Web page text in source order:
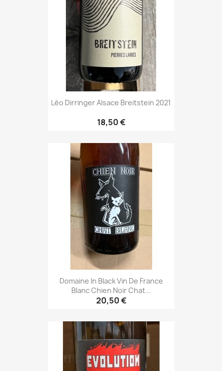
Léo Dirringer Alsace Breitstein 2021
18,50 €
Domaine In Black Vin De France
Blanc Chien Noir Chat...
20,50 €